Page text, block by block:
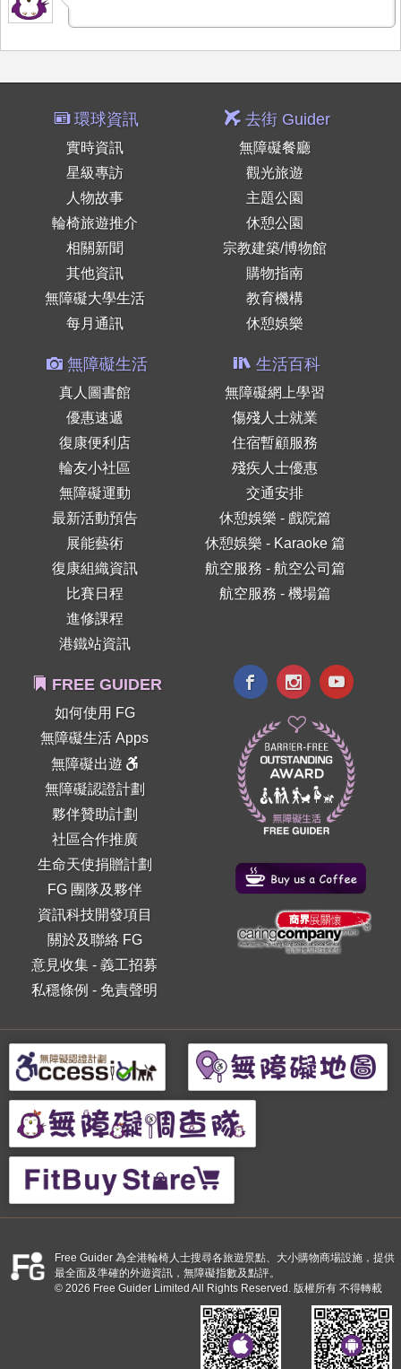
環球資訊
實時資訊
星級專訪
人物故事
輪椅旅遊推介
相關新聞
其他資訊
無障礙大學生活
每月通訊
去街 Guider
無障礙餐廳
觀光旅遊
主題公園
休憩公園
宗教建築/博物館
購物指南
教育機構
休憩娛樂
無障礙生活
真人圖書館
優惠速遞
復康便利店
輪友小社區
無障礙運動
最新活動預告
展能藝術
復康組織資訊
比賽日程
進修課程
港鐵站資訊
生活百科
無障礙網上學習
傷殘人士就業
住宿暫顧服務
殘疾人士優惠
交通安排
休憩娛樂 - 戲院篇
休憩娛樂 - Karaoke 篇
航空服務 - 航空公司篇
航空服務 - 機場篇
FREE GUIDER
如何使用 FG
無障礙生活 Apps
無障礙出遊
無障礙認證計劃
夥伴贊助計劃
社區合作推廣
生命天使捐贈計劃
FG 團隊及夥伴
資訊科技開發項目
關於及聯絡 FG
意見收集 -義工招募
私穩條例 - 免責聲明
Free Guider 為全港輪椅人士搜尋各旅遊景點、大小購物商場設施，提供
最全面及準確的外遊資訊，無障礙指數及點評。
© 2026 Free Guider Limited All Rights Reserved. 版權所有 不得轉載